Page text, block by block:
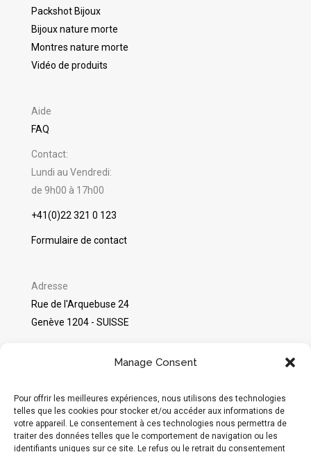
Manage Consent
Pour offrir les meilleures expériences, nous utilisons des technologies
telles que les cookies pour stocker et/ou accéder aux informations de
votre appareil. Le consentement à ces technologies nous permettra de
traiter des données telles que le comportement de navigation ou les
identifiants uniques sur ce site. Le refus ou le retrait du consentement
Packshot Bijoux
Bijoux nature morte
Montres nature morte
Vidéo de produits
Aide
FAQ
Contact:
Lundi au Vendredi:
de 9h00 à 17h00
+41(0)22 321 0 123
Formulaire de contact
Adresse
Rue de l'Arquebuse 24
Genève 1204 - SUISSE
Réseaux sociaux